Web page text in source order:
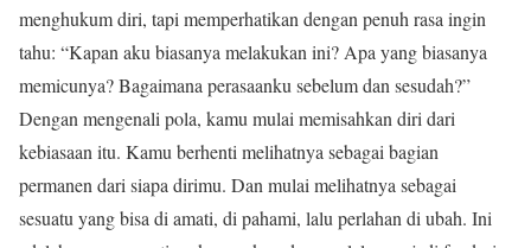
menghukum diri, tapi memperhatikan dengan penuh rasa ingin
tahu: “Kapan aku biasanya melakukan ini? Apa yang biasanya
memicunya? Bagaimana perasaanku sebelum dan sesudah?”
Dengan mengenali pola, kamu mulai memisahkan diri dari
kebiasaan itu. Kamu berhenti melihatnya sebagai bagian
permanen dari siapa dirimu. Dan mulai melihatnya sebagai
sesuatu yang bisa di amati, di pahami, lalu perlahan di ubah. Ini